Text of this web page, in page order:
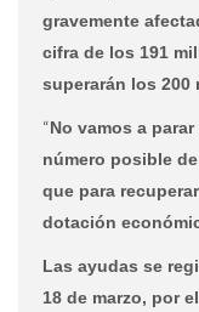
gravemente
cifra de los 191
superarán los 200
“No vamos a
número posible
que para
dotación
Las ayudas se
18 de marzo, por